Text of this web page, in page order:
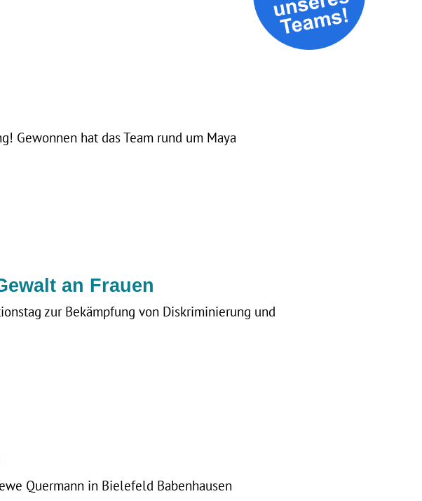
Gewonnen hat das Team rund um Maya
an Frauen
zur Bekämpfung von Diskriminierung und
Quermann in Bielefeld Babenhausen